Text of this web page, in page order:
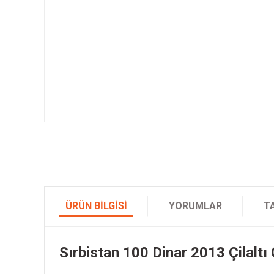
ÜRÜN BILGISI YORUMLAR
Sırbistan 100 Dinar 2013 Çilaltı